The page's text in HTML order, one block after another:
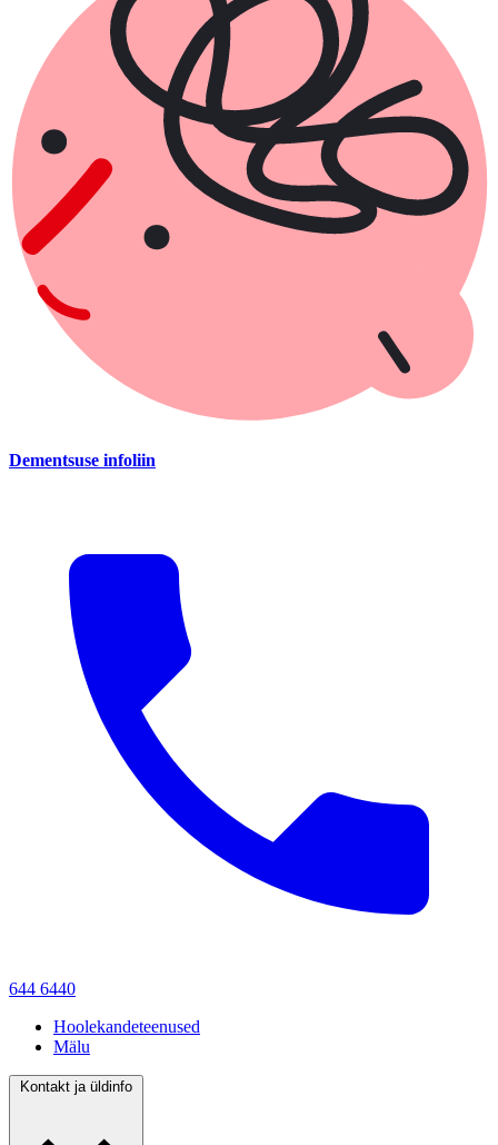
Dementsuse infoliin
644 6440
Hoolekandeteenused
Mälu
Kontakt ja üldinfo